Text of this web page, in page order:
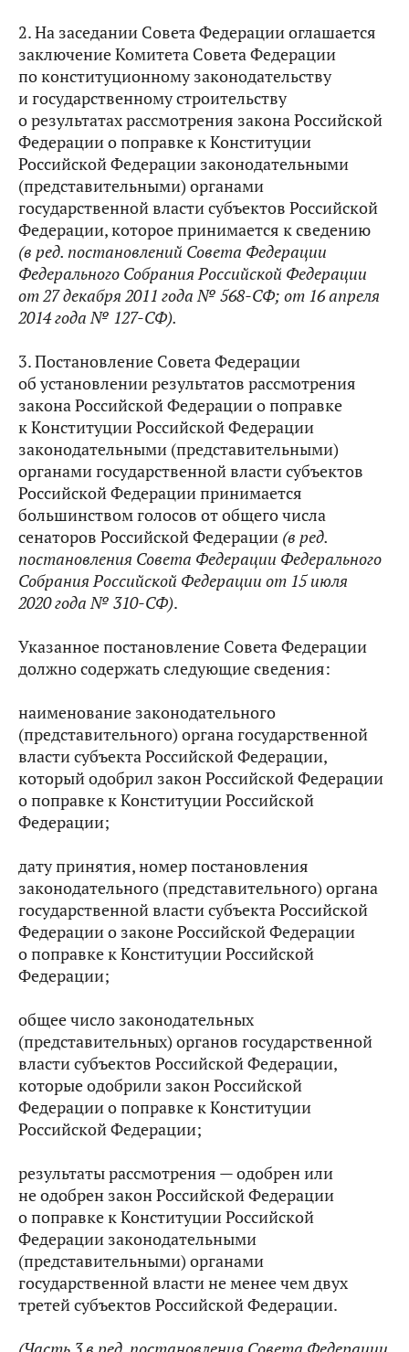
2. На заседании Совета Федерации оглашается
заключение Комитета Совета Федерации
по конституционному законодательству
и государственному строительству
о результатах рассмотрения закона Российской
Федерации о поправке к Конституции
Российской Федерации законодательными
(представительными) органами
государственной власти субъектов Российской
Федерации, которое принимается к сведению
(в ред. постановлений Совета Федерации
Федерального Собрания Российской Федерации
от 27 декабря 2011 года № 568-СФ; от 16 апреля
2014 года № 127-СФ).
3. Постановление Совета Федерации
об установлении результатов рассмотрения
закона Российской Федерации о поправке
к Конституции Российской Федерации
законодательными (представительными)
органами государственной власти субъектов
Российской Федерации принимается
большинством голосов от общего числа
сенаторов Российской Федерации (в ред.
постановления Совета Федерации Федерального
Собрания Российской Федерации от 15 июля
2020 года № 310-СФ).
Указанное постановление Совета Федерации
должно содержать следующие сведения:
наименование законодательного
(представительного) органа государственной
власти субъекта Российской Федерации,
который одобрил закон Российской Федерации
о поправке к Конституции Российской
Федерации;
дату принятия, номер постановления
законодательного (представительного) органа
государственной власти субъекта Российской
Федерации о законе Российской Федерации
о поправке к Конституции Российской
Федерации;
общее число законодательных
(представительных) органов государственной
власти субъектов Российской Федерации,
которые одобрили закон Российской
Федерации о поправке к Конституции
Российской Федерации;
результаты рассмотрения — одобрен или
не одобрен закон Российской Федерации
о поправке к Конституции Российской
Федерации законодательными
(представительными) органами
государственной власти не менее чем двух
третей субъектов Российской Федерации.